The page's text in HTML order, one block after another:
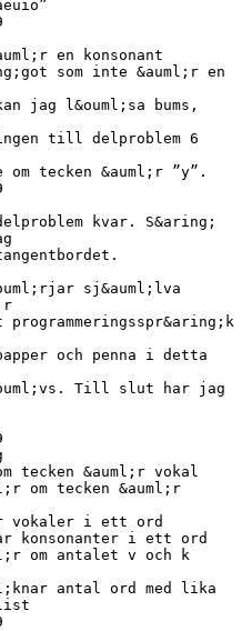
en konsonant
som inte &auml;r en
jag l&ouml;sa bums,
till delproblem 6
om tecken &auml;r ”y”.
kvar. S&aring;
sj&auml;lva
och penna i detta
Till slut har jag
tecken &auml;r vokal
om tecken &auml;r
vokaler i ett ord
konsonanter i ett ord
om antalet v och k
antal ord med lika